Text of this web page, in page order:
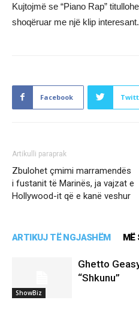
Kujtojmë se “Piano Rap”
shoqëruar me një klip interesant.
Facebook
Artikulli paraprak
Zbulohet çmimi marramendës
i fustanit të Marinës, ja vajzat e
Hollywood-it që e kanë veshur
ARTIKUJ TË NGJASHËM MË
ShowBiz
Ghetto
“Shkunu”